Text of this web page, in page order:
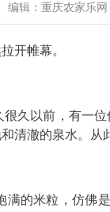
编辑：重庆农家乐网
开帷幕。
久以前，有一位
清澈的泉水。从
的米粒，仿佛